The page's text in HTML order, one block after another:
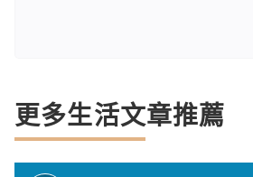
更多生活文章推薦